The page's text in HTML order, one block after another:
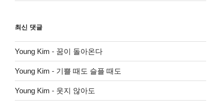
최신 댓글
Young Kim - 꿈이 돌아온다
Young Kim - 기쁠 때도 슬플 때도
Young Kim - 웃지 않아도